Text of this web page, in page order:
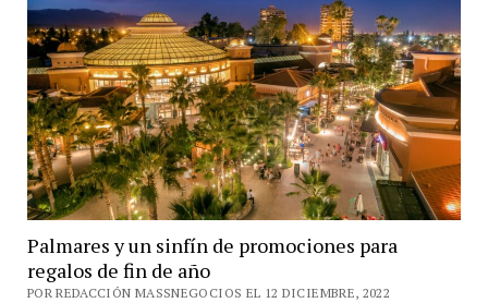
Palmares y un sinfín de promociones para
regalos de fin de año
POR REDACCIÓN MASSNEGOCIOS EL 12 DICIEMBRE, 2022